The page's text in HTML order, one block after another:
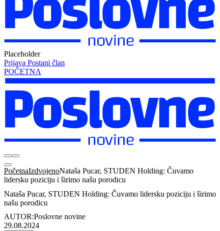
Placeholder
Prijava Postani član
POČETNA
PočetnaIzdvojenoNataša Pucar, STUDEN Holding: Čuvamo
lidersku poziciju i širimo našu porodicu
Nataša Pucar, STUDEN Holding: Čuvamo lidersku poziciju i širimo
našu porodicu
AUTOR:Poslovne novine
29.08.2024